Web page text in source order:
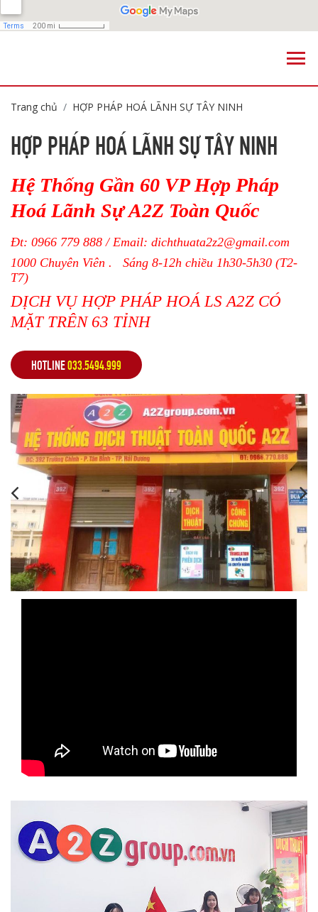
Trang chủ HỢP PHÁP HOÁ LÃNH SỰ TÂY NINH
HỢP PHÁP HOÁ LÃNH SỰ TÂY NINH
Hệ Thống Gần 60 VP Hợp Pháp
Hoá Lãnh Sự A2Z Toàn Quốc
Đt: 0966 779 888 / Email: dichthuata2z2@gmail.com
1000 Chuyên Viên . Sáng 8-12h chiều 1h30-5h30 (T2-
T7)
DỊCH VỤ HỢP PHÁP HOÁ LS A2Z CÓ
MẶT TRÊN 63 TỈNH
HOTLINE033.5494.999
,,,,,,,